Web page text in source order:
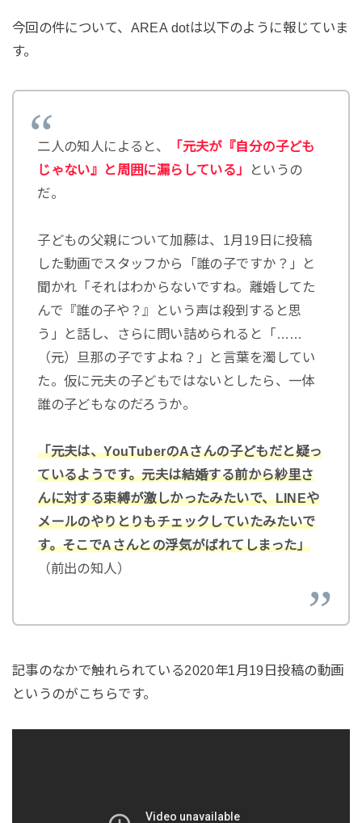
今回の件について、AREA dotは以下のように報じていま
す。
二人の知人によると、
「元夫が『自分の子ども
じゃない』と周囲に漏らしている」
というの
だ。
子どもの父親について加藤は、1月19日に投稿
した動画でスタッフから「誰の子ですか？」と
聞かれ「それはわからないですね。離婚してた
んで『誰の子や？』という声は殺到すると思
う」と話し、さらに問い詰められると「……
（元）旦那の子ですよね？」と言葉を濁してい
た。仮に元夫の子どもではないとしたら、一体
誰の子どもなのだろうか。
「元夫は、YouTuberのAさんの子どもだと疑っ
ているようです。元夫は結婚する前から紗里さ
んに対する束縛が激しかったみたいで、LINEや
メールのやりとりもチェックしていたみたいで
す。そこでAさんとの浮気がばれてしまった」
（前出の知人）
記事のなかで触れられている2020年1月19日投稿の動画
というのがこちらです。